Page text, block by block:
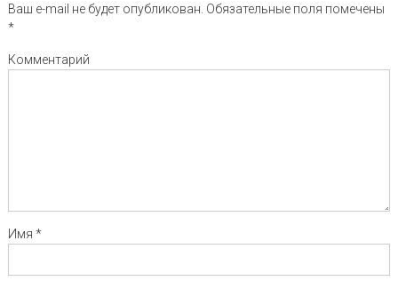
Ваш e-mail не будет опубликован. Обязательные поля помечены
*
Комментарий
Имя *